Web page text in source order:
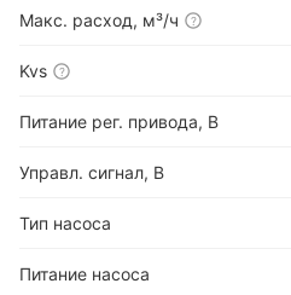
Макс. расход, м³/ч ?
Kvs ?
Питание рег. привода, В
Управл. сигнал, В
Тип насоса
Питание насоса